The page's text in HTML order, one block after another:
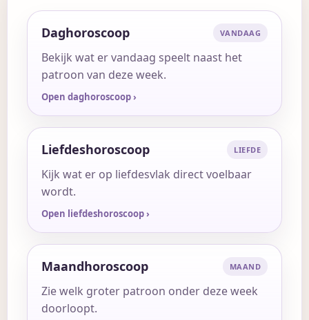
Daghoroscoop VANDAAG
Bekijk wat er vandaag speelt naast het
patroon van deze week.
Open daghoroscoop›
Liefdeshoroscoop LIEFDE
Kijk wat er op liefdesvlak direct voelbaar
wordt.
Open liefdeshoroscoop›
Maandhoroscoop MAAND
Zie welk groter patroon onder deze week
doorloopt.